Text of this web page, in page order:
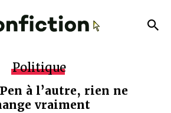
Politique
à l’autre, rien ne
vraiment